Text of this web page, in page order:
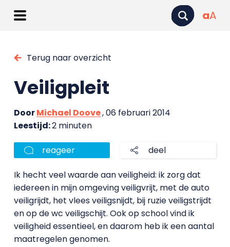
aA
Terug naar overzicht
Veiligpleit
DoorMichael Doove, 06 februari 2014
Leestijd:2 minuten
reageer deel
Ik hecht veel waarde aan veiligheid: ik zorg dat
iedereen in mijn omgeving veiligvrijt, met de auto
veiligrijdt, het vlees veiligsnijdt, bij ruzie veiligstrijdt
en op de wc veiligschijt. Ook op school vind ik
veiligheid essentieel, en daarom heb ik een aantal
maatregelen genomen.